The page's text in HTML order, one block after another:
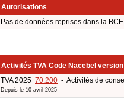
Autorisations
Pas de données reprises dans la
Activités TVA Code Nacebel
TVA 2025 70.200 - Activités de
Depuis le 10 avril 2025